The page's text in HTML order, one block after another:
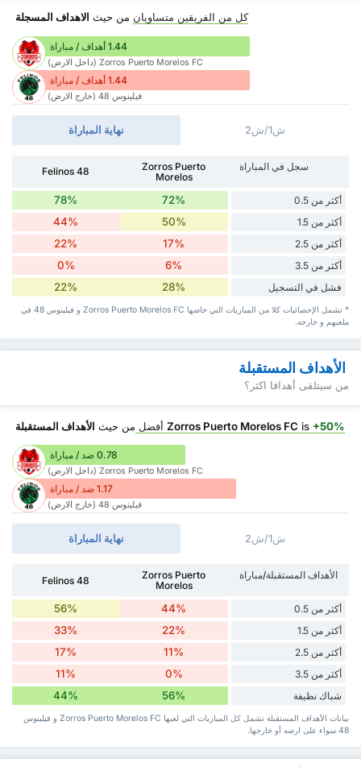
كل من الفريقين متساويان من حيث الاهداف المسجلة
1.44 أهداف / مباراة
Zorros Puerto Morelos FC (داخل الارض)
1.44 أهداف / مباراة
فيلينوس 48 (خارج الارض)
نهاية المباراة ش1/ش2
سجل في المباراة
Zorros Puerto
Morelos
Felinos 48
أكثر من 0.5 72%
78%
أكثر من 1.5 50%
44%
أكثر من 2.5 17%
22%
أكثر من 3.5 6%
0%
فشل في التسجيل 28%
22%
* تشمل الإحصائيات كلا من المباريات التي خاضها Zorros Puerto Morelos FC و فيلينوس 48 في
ملعبهم و خارجه.
الأهداف المستقبلة
من سيتلقى أهدافا اكثر؟
Zorros Puerto Morelos FC is +50% أفضل من حيث الأهداف المستقبلة
0.78 ضد / مباراة
Zorros Puerto Morelos FC (داخل الارض)
1.17 ضد / مباراة
فيلينوس 48 (خارج الارض)
نهاية المباراة ش1/ش2
الأهداف المستقبلة/مباراة
Zorros Puerto
Morelos
Felinos 48
أكثر من 0.5 44%
56%
أكثر من 1.5 22%
33%
أكثر من 2.5 11%
17%
أكثر من 3.5 0%
11%
شباك نظيفة 56%
44%
بيانات الأهداف المستقبلة تشمل كل المباريات التي لعبها Zorros Puerto Morelos FC و فيلينوس
48 سواء ‏على ارضه أو خارجها.